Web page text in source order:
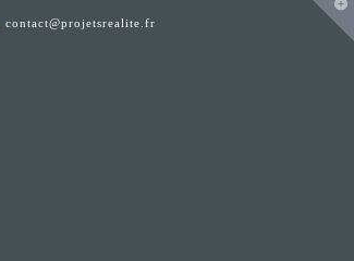
contact@projetsrealite.fr